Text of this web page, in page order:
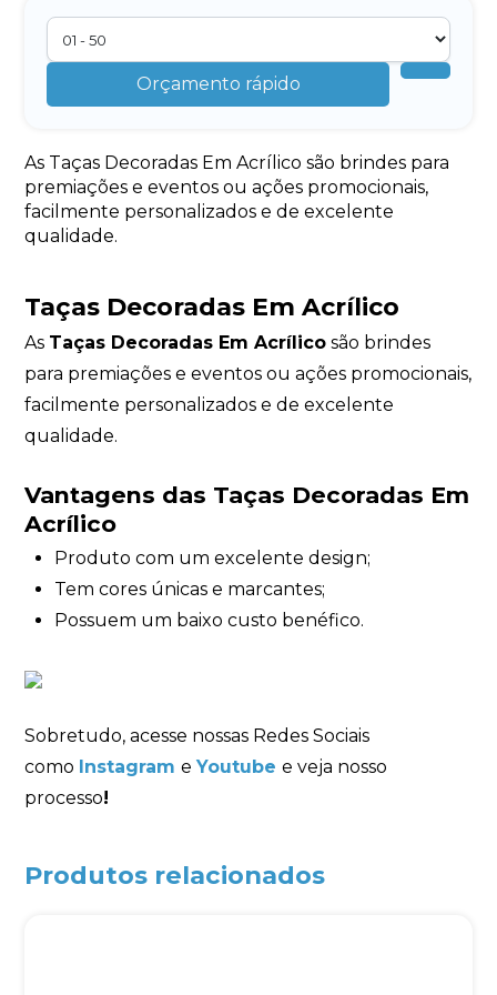
Orçamento rápido
As Taças Decoradas Em Acrílico são brindes para
premiações e eventos ou ações promocionais,
facilmente personalizados e de excelente
qualidade.
Taças Decoradas Em Acrílico
As Taças Decoradas Em Acrílico são brindes
para premiações e eventos ou ações promocionais,
facilmente personalizados e de excelente
qualidade.
Vantagens das Taças Decoradas Em
Acrílico
Produto com um excelente design;
Tem cores únicas e marcantes;
Possuem um baixo custo benéfico.
Sobretudo, acesse nossas Redes Sociais
como Instagram eYoutube e veja nosso
processo!
Produtos relacionados